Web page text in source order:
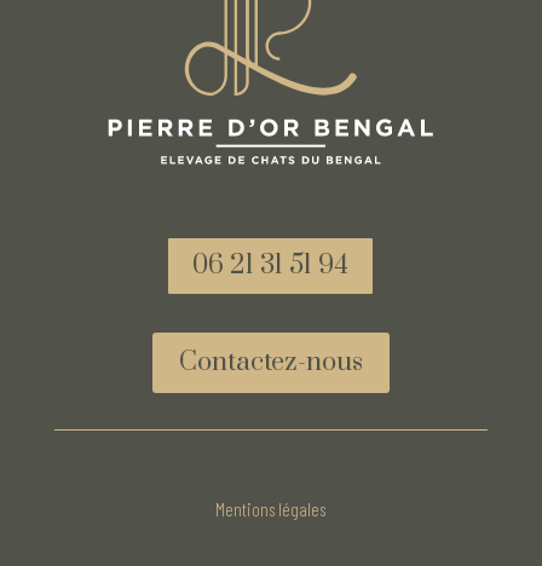
06 21 31 51 94
Contactez-nous
Mentions légales